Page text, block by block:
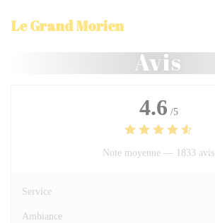
Le Grand Morien
Avis
4.6 /5
Note moyenne — 1833 avis
Service
Ambiance